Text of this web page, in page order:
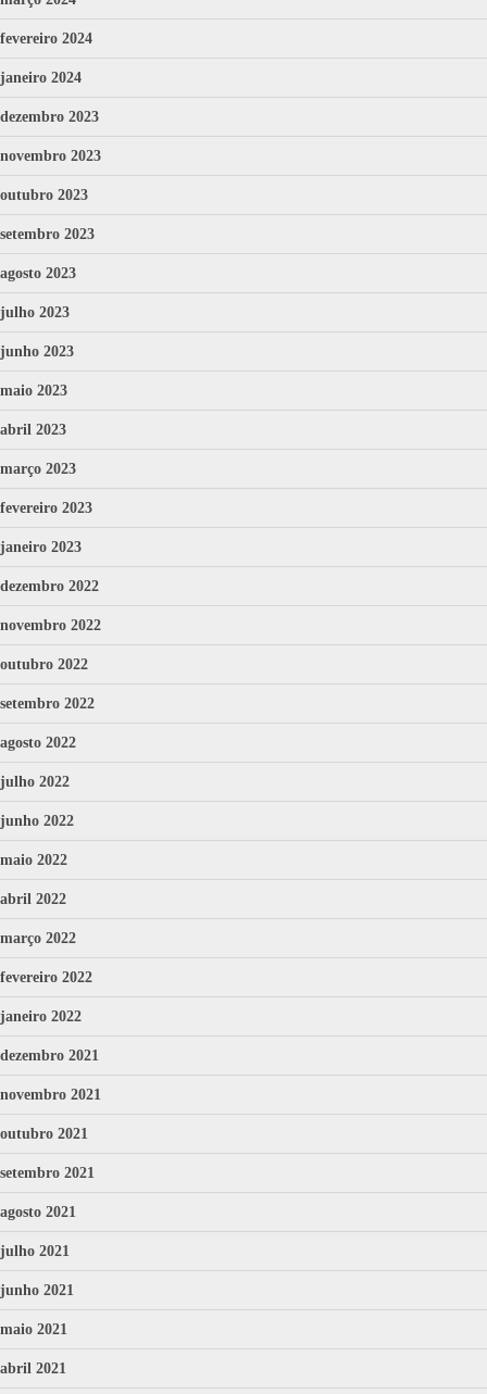
fevereiro 2024
janeiro 2024
dezembro 2023
novembro 2023
outubro 2023
setembro 2023
agosto 2023
julho 2023
junho 2023
maio 2023
abril 2023
março 2023
fevereiro 2023
janeiro 2023
dezembro 2022
novembro 2022
outubro 2022
setembro 2022
agosto 2022
julho 2022
junho 2022
maio 2022
abril 2022
março 2022
fevereiro 2022
janeiro 2022
dezembro 2021
novembro 2021
outubro 2021
setembro 2021
agosto 2021
julho 2021
junho 2021
maio 2021
abril 2021